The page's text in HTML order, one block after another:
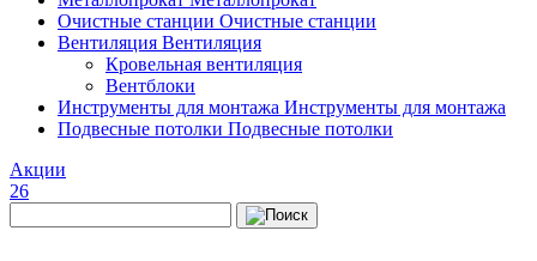
Очистные станции Очистные станции
Вентиляция Вентиляция
Кровельная вентиляция
Вентблоки
Инструменты для монтажа Инструменты для монтажа
Подвесные потолки Подвесные потолки
Акции
26